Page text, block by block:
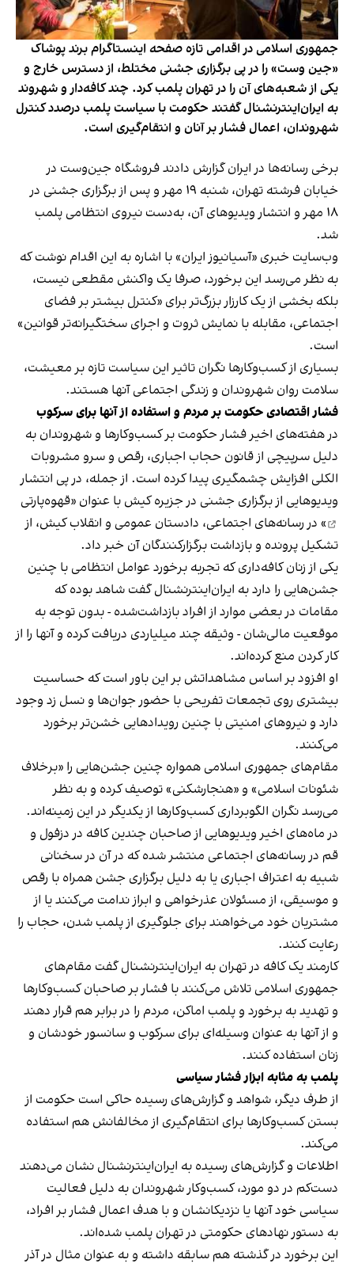
جمهوری اسلامی در اقدامی تازه صفحه اینستاگرام برند پوشاک
«جین وست» را در پی برگزاری جشنی مختلط، از دسترس خارج و
یکی از شعبه‌های آن را در تهران پلمب کرد. چند کافه‌‌دار و شهروند
به ایران‌اینترنشنال گفتند حکومت با سیاست پلمب درصدد کنترل
شهروندان، اعمال فشار بر آنان و انتقام‌گیری است.
برخی رسانه‌ها در ایران گزارش دادند فروشگاه جین‌وست در
خیابان فرشته تهران، شنبه ۱۹ مهر و پس از برگزاری جشنی در
۱۸ مهر و انتشار ویدیوهای آن، به‌دست نیروی انتظامی پلمب
شد.
وب‌سایت خبری «آسیانیوز ایران» با اشاره به این اقدام نوشت که
به نظر می‌رسد این برخورد، صرفا یک واکنش مقطعی نیست،
بلکه بخشی از یک کارزار بزرگ‌تر برای «کنترل بیشتر بر فضای
اجتماعی، مقابله با نمایش ثروت و اجرای سختگیرانه‌تر قوانین»
است.
بسیاری از کسب‌وکارها نگران تاثیر این سیاست‌ تازه بر معیشت،
سلامت روان شهروندان و زندگی اجتماعی آنها هستند.
فشار اقتصادی حکومت بر مردم و استفاده از آنها برای سرکوب
در هفته‌های اخیر فشار حکومت بر کسب‌وکارها و شهروندان به
دلیل سرپیچی از قانون حجاب اجباری، رقص و سرو مشروبات
الکلی افزایش چشمگیری پیدا کرده است. از جمله، در پی انتشار
ویدیوهایی از برگزاری جشنی در جزیره کیش با عنوان «قهوه‌پارتی
» در رسانه‌های اجتماعی، دادستان عمومی و انقلاب کیش، از
تشکیل پرونده و بازداشت برگزارکنندگان آن خبر داد.
یکی از زنان کافه‌داری که تجربه برخورد عوامل انتظامی با چنین
جشن‌هایی را دارد به ایران‌اینترنشنال گفت شاهد بوده که
مقامات در بعضی موارد از افراد بازداشت‌‌شده - بدون توجه به
موقعیت مالی‌شان - وثیقه چند میلیاردی دریافت کرده و آنها را از
کار کردن منع کرده‌اند.
او افزود بر اساس مشاهداتش بر این باور است که حساسیت
بیشتری روی تجمعات تفریحی با حضور جوان‌ها و نسل زد وجود
دارد و نیروهای امنیتی با چنین رویدادهایی خشن‌تر برخورد
می‌کنند.
مقام‌های جمهوری اسلامی همواره چنین جشن‌هایی را «برخلاف
شئونات اسلامی» و «هنجارشکنی» توصیف کرده و به نظر
می‌رسد نگران الگوبرداری کسب‌وکارها از یکدیگر در این زمینه‌اند.
در ماه‌های اخیر ویدیوهایی از صاحبان چندین کافه در دزفول و
قم در رسانه‌های اجتماعی منتشر شده که در آن در سخنانی
شبیه به اعتراف اجباری یا به دلیل برگزاری جشن همراه با رقص
و موسیقی، از مسئولان عذرخواهی و ابراز ندامت می‌کنند یا از
مشتریان خود می‌خواهند برای جلوگیری از پلمب شدن، حجاب را
رعایت کنند.
کارمند یک کافه در تهران به ایران‌اینترنشنال گفت مقام‌های
جمهوری اسلامی تلاش می‌کنند با فشار بر صاحبان کسب‌وکارها
و تهدید به برخورد و پلمب اماکن، مردم را در برابر هم قرار دهند
و از آنها به عنوان وسیله‌ای برای سرکوب و سانسور خودشان و
زنان استفاده کنند.
پلمب به مثابه ابزار فشار سیاسی
از طرف دیگر، شواهد و گزارش‌های رسیده حاکی است حکومت از
بستن کسب‌وکارها برای انتقام‌گیری از مخالفانش هم استفاده
می‌کند.
اطلاعات و گزارش‌های رسیده به ایران‌اینترنشنال نشان می‌دهند
دست‌کم در دو مورد، کسب‌وکار شهروندان به دلیل فعالیت
سیاسی خود آنها یا نزدیکانشان و با هدف اعمال فشار بر افراد،
به دستور نهادهای حکومتی در تهران پلمب شده‌اند.
این برخورد در گذشته هم سابقه داشته و به عنوان مثال در آذر